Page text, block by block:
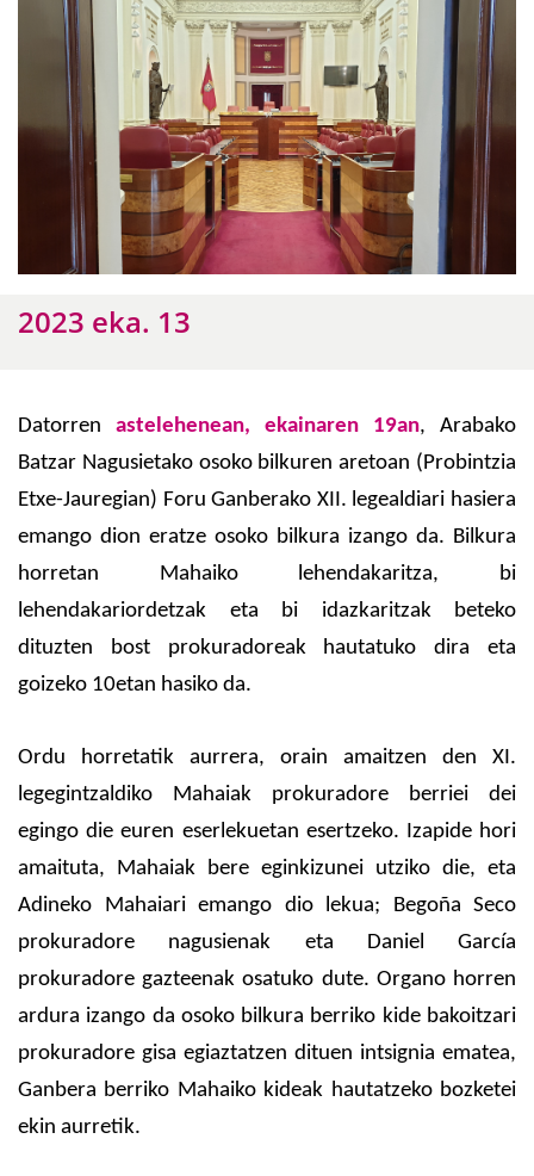
2023 eka. 13
Datorren astelehenean, ekainaren 19an, Arabako
Batzar Nagusietako osoko bilkuren aretoan (Probintzia
Etxe-Jauregian) Foru Ganberako XII. legealdiari hasiera
emango dion eratze osoko bilkura izango da. Bilkura
horretan Mahaiko lehendakaritza, bi
lehendakariordetzak eta bi idazkaritzak beteko
dituzten bost prokuradoreak hautatuko dira eta
goizeko 10etan hasiko da.
Ordu horretatik aurrera, orain amaitzen den XI.
legegintzaldiko Mahaiak prokuradore berriei dei
egingo die euren eserlekuetan esertzeko. Izapide hori
amaituta, Mahaiak bere eginkizunei utziko die, eta
Adineko Mahaiari emango dio lekua; Begoña Seco
prokuradore nagusienak eta Daniel García
prokuradore gazteenak osatuko dute. Organo horren
ardura izango da osoko bilkura berriko kide bakoitzari
prokuradore gisa egiaztatzen dituen intsignia ematea,
Ganbera berriko Mahaiko kideak hautatzeko bozketei
ekin aurretik.